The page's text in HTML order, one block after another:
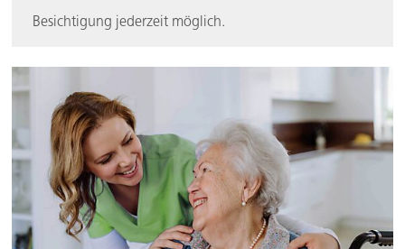
Besichtigung jederzeit möglich.